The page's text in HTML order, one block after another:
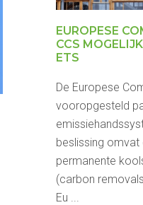
EUROPESE
CCS
ETS
De Europese
vooropgesteld
beslissing
permanente
(carbon
Eu ...